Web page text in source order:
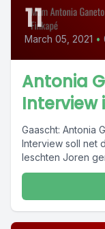
11
March 05, 2021 •
Antonia
Interview
Gaascht: Antonia
Interview soll net
leschten Joren